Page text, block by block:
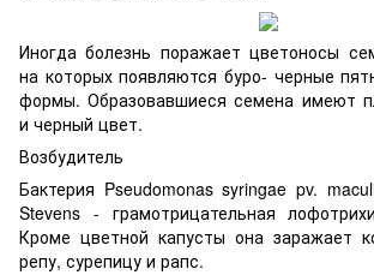
Иногда болезнь поражает цветоносы
на которых появляются буро- черные
формы. Образовавшиеся семена имеют
и черный цвет.
Возбудитель
Бактерия Pseudomonas syringae pv.
Stevens - грамотрицательная
Кроме цветной капусты она заражает
репу, сурепицу и рапс.